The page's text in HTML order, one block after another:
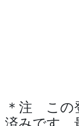
＊注 この